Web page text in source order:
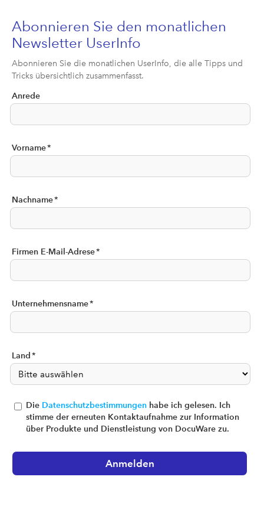
Abonnieren Sie den monatlichen
Newsletter UserInfo
Abonnieren Sie die monatlichen UserInfo, die alle Tipps und
Tricks übersichtlich zusammenfasst.
Anrede
Vorname*
Nachname*
Firmen E-Mail-Adrese*
Unternehmensname*
Land *
Die Datenschutzbestimmungen habe ich gelesen. Ich
stimme der erneuten Kontaktaufnahme zur Information
über Produkte und Dienstleistung von DocuWare zu.